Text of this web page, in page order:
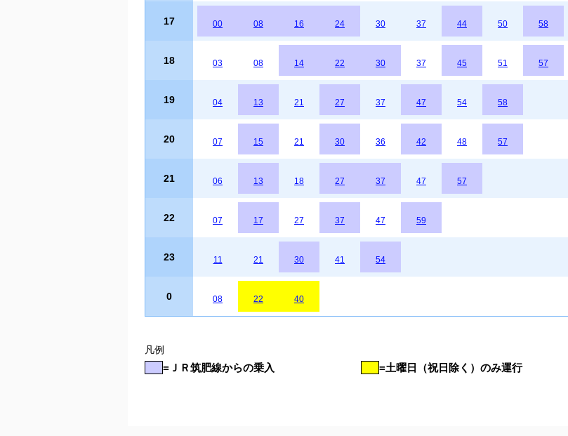
17 00 08 16 24 30 37 44 50 58
18 03 08 14 22 30 37 45 51 57
19 04 13 21 27 37 47 54 58
20 07 15 21 30 36 42 48 57
21 06 13 18 27 37 47 57
22 07 17 27 37 47 59
23 11 21 30 41 54
0 08 22 40
凡例
=ＪＲ筑肥線からの乗入 =土曜日（祝日除く）のみ運行